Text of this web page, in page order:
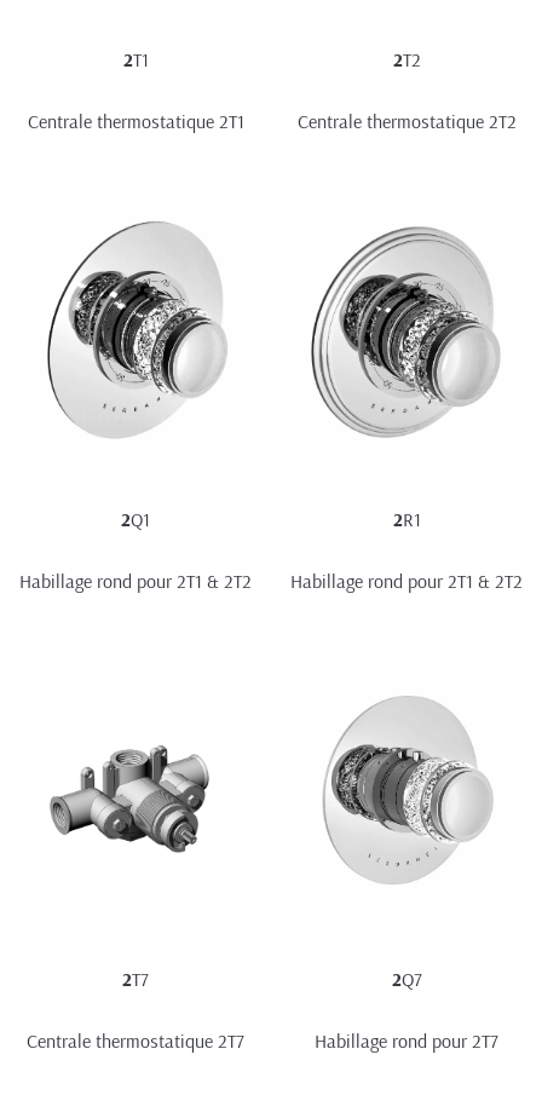
2T1
Centrale thermostatique 2T1
2T2
Centrale thermostatique 2T2
2Q1
Habillage rond pour 2T1 & 2T2
2R1
Habillage rond pour 2T1 & 2T2
2T7
Centrale thermostatique 2T7
2Q7
Habillage rond pour 2T7